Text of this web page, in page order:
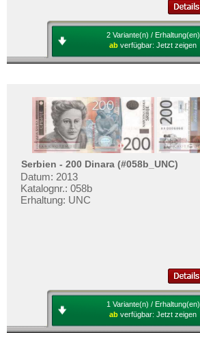
2 Variante(n) / Erhaltung(en)
ab verfügbar: Jetzt zeigen
Serbien - 200 Dinara (#058b_UNC)
Datum: 2013
Katalognr.: 058b
Erhaltung: UNC
1 Variante(n) / Erhaltung(en)
ab verfügbar: Jetzt zeigen